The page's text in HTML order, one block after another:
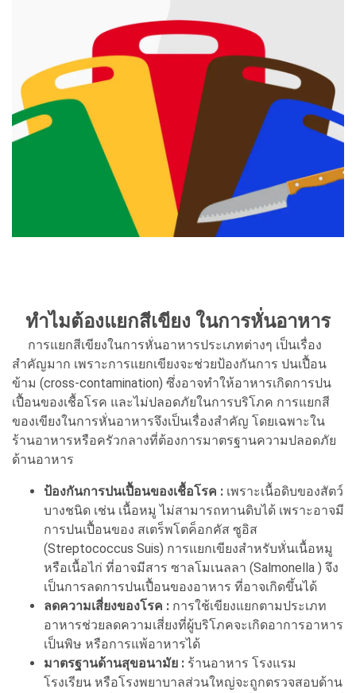
ทำไมต้องแยกสีเขียง ในการหั่นอาหาร
การแยกสีเขียงในการหั่นอาหารประเภทต่างๆ เป็นเรื่อง
สำคัญมาก เพราะการแยกเขียงจะช่วยป้องกันการ ปนเปื้อน
ข้าม (cross-contamination) ซึ่งอาจทำให้อาหารเกิดการปน
เปื้อนของเชื้อโรค และไม่ปลอดภัยในการบริโภค การแยกสี
ของเขียงในการหั่นอาหารจึงเป็นเรื่องสำคัญ โดยเฉพาะใน
ร้านอาหารหรือครัวกลางที่ต้องการมาตรฐานความปลอดภัย
ด้านอาหาร
ป้องกันการปนเปื้อนของเชื้อโรค : เพราะเนื้อดิบของสัตว์
บางชนิด เช่น เนื้อหมู ไม่สามารถทานดิบได้ เพราะอาจมี
การปนเปื้อนของ สเตร็พโตค็อกคัส ซูอิส
(Streptococcus Suis) การแยกเขียงสำหรับหั่นเนื้อหมู
หรือเนื้อไก่ ที่อาจมีสาร ซาลโมเนลลา (Salmonella ) จึง
เป็นการลดการปนเปื้อนของอาหาร ที่อาจเกิดขึ้นได้
ลดความเสี่ยงของโรค : การใช้เขียงแยกตามประเภท
อาหารช่วยลดความเสี่ยงที่ผู้บริโภคจะเกิดอาการอาหาร
เป็นพิษ หรือการแพ้อาหารได้
มาตรฐานด้านสุขอนามัย : ร้านอาหาร โรงแรม
โรงเรียน หรือโรงพยาบาลส่วนใหญ่จะถูกตรวจสอบด้าน